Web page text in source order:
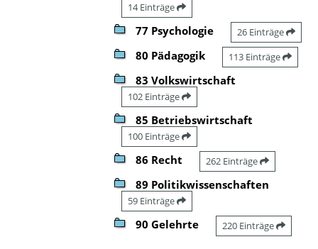
14 Einträge
77 Psychologie 26 Einträge
80 Pädagogik 113 Einträge
83 Volkswirtschaft
102 Einträge
85 Betriebswirtschaft
100 Einträge
86 Recht 262 Einträge
89 Politikwissenschaften
59 Einträge
90 Gelehrte 220 Einträge